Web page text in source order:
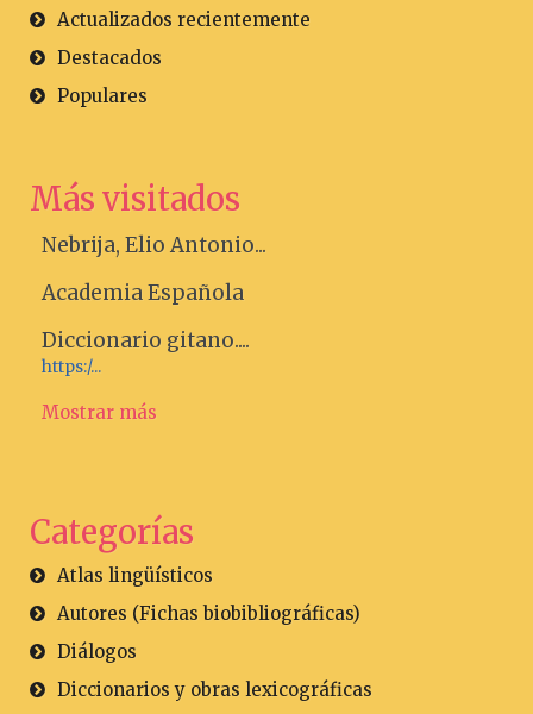
Actualizados recientemente
Destacados
Populares
Más visitados
Nebrija, Elio Antonio...
Academia Española
Diccionario gitano....
https:/...
Mostrar más
Categorías
Atlas lingüísticos
Autores (Fichas biobibliográficas)
Diálogos
Diccionarios y obras lexicográficas